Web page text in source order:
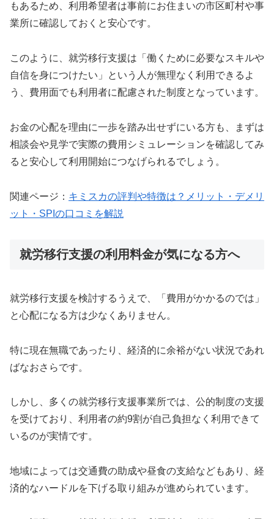
もあるため、利用希望者は事前にお住まいの市区町村や事
業所に確認しておくと安心です。
このように、就労移行支援は「働くために必要なスキルや
自信を身につけたい」という人が無理なく利用できるよ
う、費用面でも利用者に配慮された制度となっています。
お金の心配を理由に一歩を踏み出せずにいる方も、まずは
相談会や見学で実際の費用シミュレーションを確認してみ
ると安心して利用開始につなげられるでしょう。
関連ページ： キミスカの評判や特徴は？メリット・デメリ
ット・SPIの口コミを解説
就労移行支援の利用料金が気になる方へ
就労移行支援を検討するうえで、「費用がかかるのでは」
と心配になる方は少なくありません。
特に現在無職であったり、経済的に余裕がない状況であれ
ばなおさらです。
しかし、多くの就労移行支援事業所では、公的制度の支援
を受けており、利用者の約9割が自己負担なく利用できて
いるのが実情です。
地域によっては交通費の助成や昼食の支給などもあり、経
済的なハードルを下げる取り組みが進められています。